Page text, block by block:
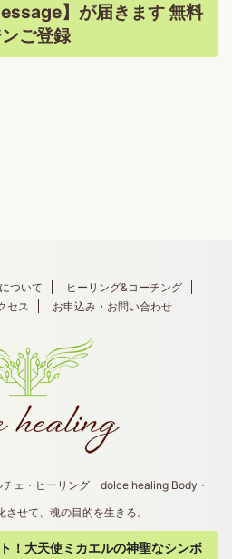
】が届きます 無料
ご登録
ついて
ヒーリング&コーチング
セス お申込み・お問い合わせ
ェ・ヒーリング dolce healing Body・
せて、魂の目的を生きる。
！大天使ミカエルの神聖なシンボ
, 2026 All Rights